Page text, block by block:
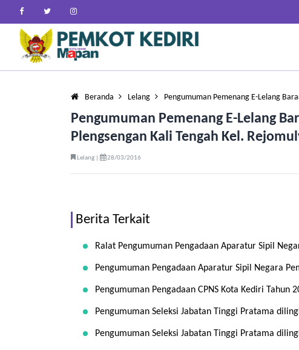
Beranda Lelang Pengumuman Pemenang E-Lelang
Pengumuman Pemenang E-Lelang
Plengsengan Kali Tengah Kel.
Lelang | 28/03/2016
Berita Terkait
Ralat Pengumuman Pengadaan Aparatur Sipil
Pengumuman Pengadaan Aparatur Sipil Negara
Pengumuman Pengadaan CPNS Kota Kediri Tahun
Pengumuman Seleksi Jabatan Tinggi Pratama
Pengumuman Seleksi Jabatan Tinggi Pratama